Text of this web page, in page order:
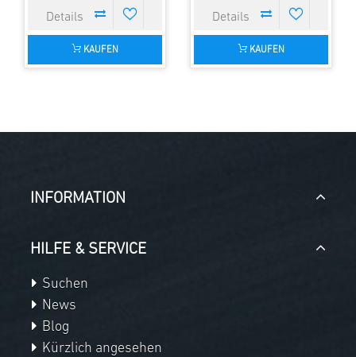
KAUFEN KAUFEN
INFORMATION
HILFE & SERVICE
Suchen
News
Blog
Kürzlich angesehen